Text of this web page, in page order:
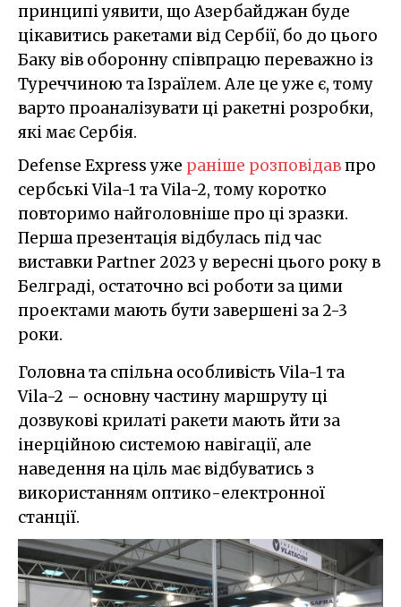
принципі уявити, що Азербайджан буде
цікавитись ракетами від Сербії, бо до цього
Баку вів оборонну співпрацю переважно із
Туреччиною та Ізраїлем. Але це уже є, тому
варто проаналізувати ці ракетні розробки,
які має Сербія.
Defense Express уже раніше розповідавпро
сербські Vila-1 та Vila-2, тому коротко
повторимо найголовніше про ці зразки.
Перша презентація відбулась під час
виставки Partner 2023 у вересні цього року в
Белграді, остаточно всі роботи за цими
проектами мають бути завершені за 2-3
роки.
Головна та спільна особливість Vila-1 та
Vila-2 – основну частину маршруту ці
дозвукові крилаті ракети мають йти за
інерційною системою навігації, але
наведення на ціль має відбуватись з
використанням оптико-електронної
станції.